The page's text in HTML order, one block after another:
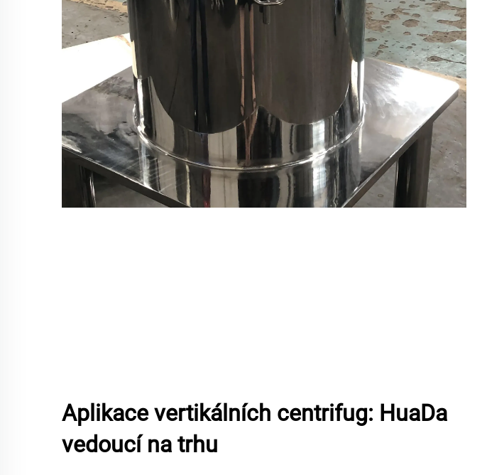
Aplikace vertikálních centrifug: HuaDa
vedoucí na trhu